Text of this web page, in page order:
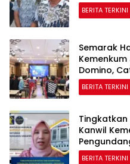
BERITA TERKINI
Semarak
Domino,
BERITA TERKINI
Tingkatkan
Kanwil
undangan
BERITA TERKINI